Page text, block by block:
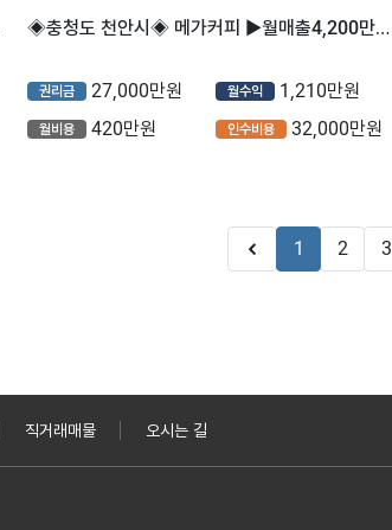
◈충청도 천안시◈ 메가커피 ▶월매출4,200만원◀ 고수익 /안전창업 /초보추천
권리금 27,000만원 월수익 1,210만원
월비용 420만원 인수비용 32,000만원
1 2 3
직거래매물 오시는 길